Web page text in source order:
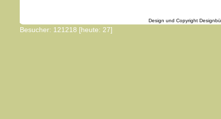
Design und Copyright Designbüro
Besucher: 121218 [heute: 27]